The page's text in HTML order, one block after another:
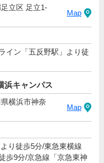
立区 足立1-
Map
イン「五反野駅」より徒
浜キャンパス
横浜市神奈
Map
り徒歩5分/東急東横線
歩9分/京急線「京急東神